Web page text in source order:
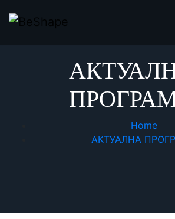
Home
АКТУАЛНА